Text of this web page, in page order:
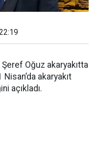
Oğuz akaryakıtta
akaryakıt
açıkladı.